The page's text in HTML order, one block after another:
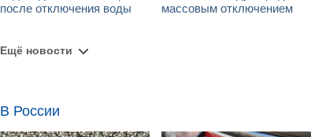
после отключения воды
массовым отключением
Ещё новости
В России